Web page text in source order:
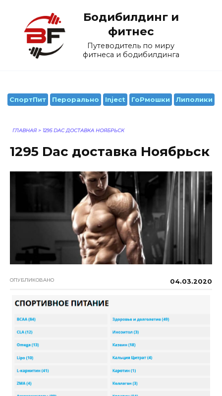
содержанию
Бодибилдинг и
фитнес
Путеводитель по миру
фитнеса и бодибилдинга
СпортПит Перорально Inject ГоРмошки Липолики
ГЛАВНАЯ > 1295 DAC ДОСТАВКА НОЯБРЬСК
1295 Dac доставка Ноябрьск
ОПУБЛИКОВАНО 04.03.2020